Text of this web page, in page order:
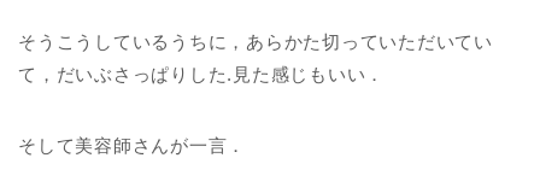
そうこうしているうちに，あらかた切っていただいてい
て，だいぶさっぱりした.見た感じもいい．
そして美容師さんが一言．